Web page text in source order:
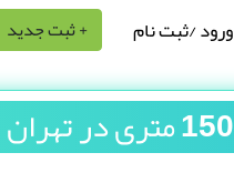
ورود /ثبت نام + ثبت جدید